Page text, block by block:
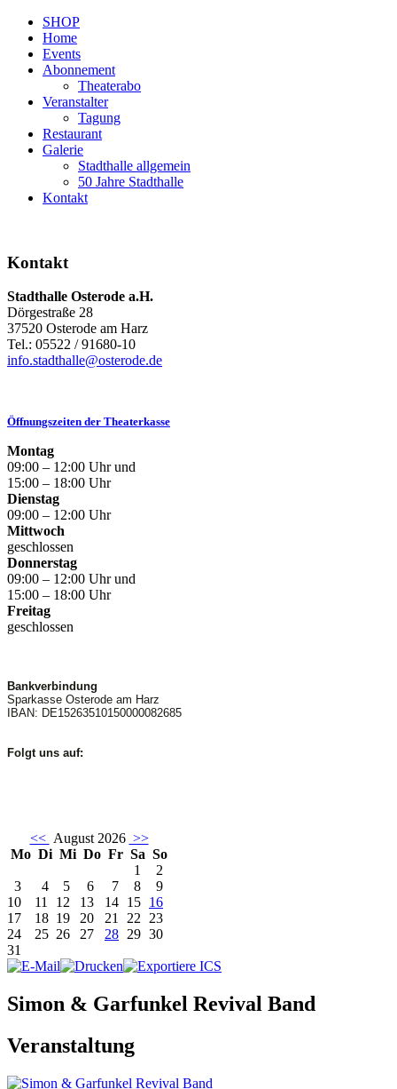
SHOP
Home
Events
Abonnement
Theaterabo
Veranstalter
Tagung
Restaurant
Galerie
Stadthalle allgemein
50 Jahre Stadthalle
Kontakt
Kontakt
Stadthalle Osterode a.H.
Dörgestraße 28
37520 Osterode am Harz
Tel.: 05522 / 91680-10
info.stadthalle@osterode.de
Öffnungszeiten der Theaterkasse
Montag
09:00 – 12:00 Uhr und
15:00 – 18:00 Uhr
Dienstag
09:00 – 12:00 Uhr
Mittwoch
geschlossen
Donnerstag
09:00 – 12:00 Uhr und
15:00 – 18:00 Uhr
Freitag
geschlossen
Bankverbindung
Sparkasse Osterode am Harz
IBAN: DE15263510150000082685
Folgt uns auf:
<< August 2026 >>
Mo Di Mi Do Fr Sa So
1
2
3
4 5 6 7 8
9
10
11 12 13 14 15 16
17
18 19 20 21 22 23
24
25 26 27 28 29 30
31
Simon & Garfunkel Revival Band
Veranstaltung